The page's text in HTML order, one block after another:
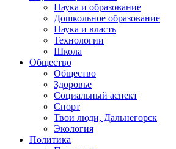
Наука и образование
Дошкольное образование
Наука и власть
Технологии
Школа
Общество
Общество
Здоровье
Социальный аспект
Спорт
Твои люди, Дальнегорск
Экология
Политика